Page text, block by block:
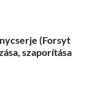
(Forsyt
szaporítása